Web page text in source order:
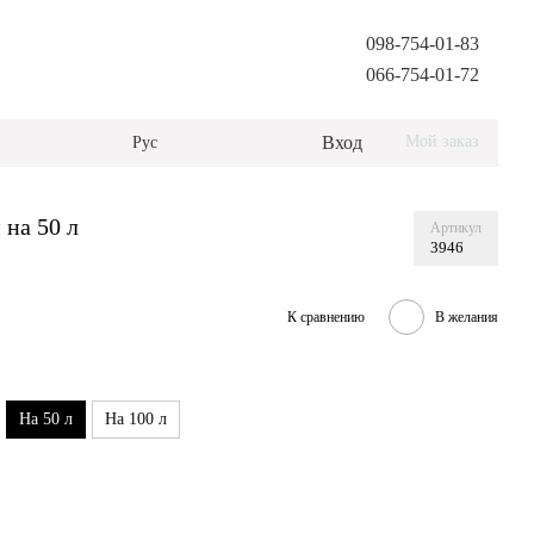
098-754-01-83
066-754-01-72
Рус Вход Мой заказ
на 50 л Артикул
3946
К сравнению В желания
На 50 л На 100 л